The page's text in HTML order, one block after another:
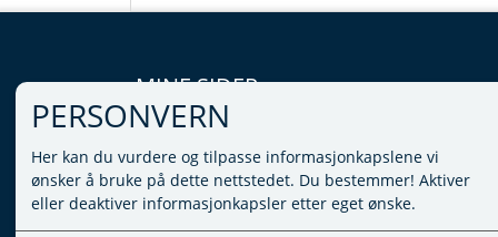
MINE SIDER
LOGG INN
VILKÅR
PERSONVERNERKLÆRING
ADMINISTRER COOKIES
PERSONVERN
Her kan du vurdere og tilpasse informasjonkapslene vi
ønsker å bruke på dette nettstedet. Du bestemmer! Aktiver
eller deaktiver informasjonkapsler etter eget ønske.